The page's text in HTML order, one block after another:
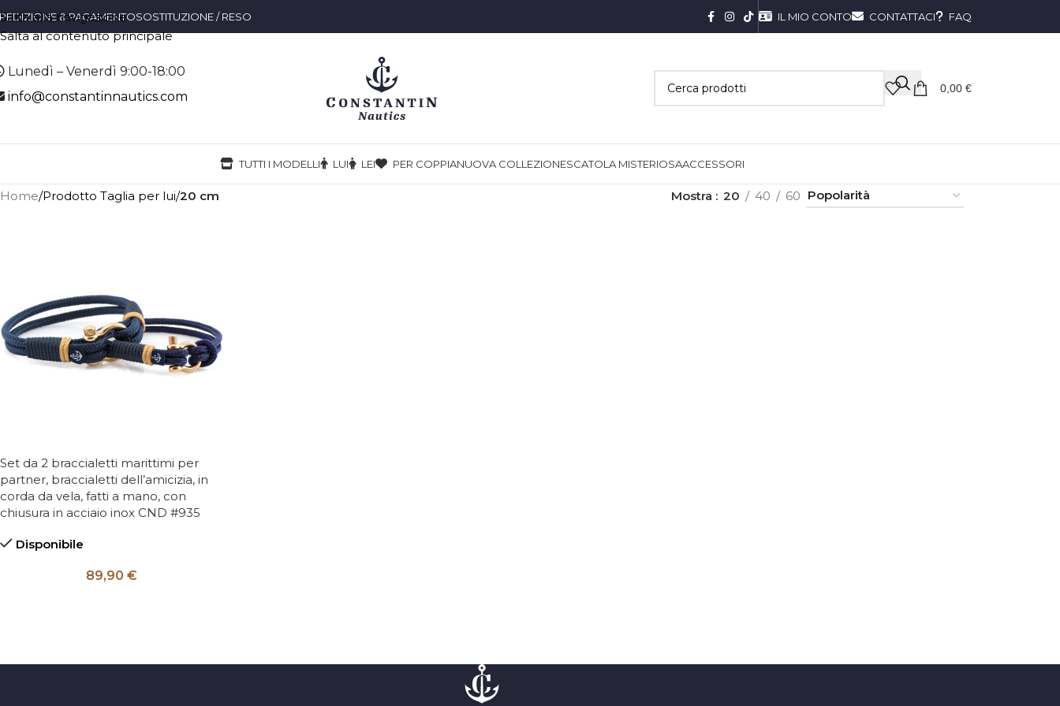
Salta alla navigazione
Salta al contenuto principale
& PAGAMENTOSOSTITUZIONE / RESO IL MIO CONTO CONTATTACI FAQ
Lunedì – Venerdì 9:00-18:00
info@constantinnautics.com
0,00 €
TUTTI I MODELLI LUI LEI PER COPPIANUOVA COLLEZIONESCATOLA MISTERIOSAACCESSORI
Home/Prodotto Taglia per lui/20 cm Mostra 20 40 60
Set da 2 braccialetti marittimi per
partner, braccialetti dell’amicizia, in
corda da vela, fatti a mano, con
chiusura in acciaio inox CND #935
Disponibile
89,90 €